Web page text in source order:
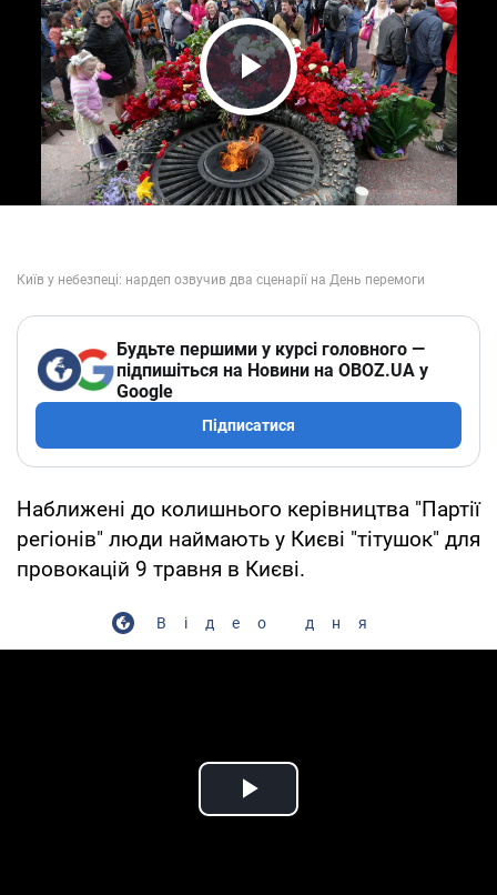
Play Video
Будьте першими у курсі головного —
підпишіться на Новини на OBOZ.UA у
Google
Підписатися
Наближені до колишнього керівництва "Партії
регіонів" люди наймають у Києві "тітушок" для
провокацій 9 травня в Києві.
Відео дня
Play Video